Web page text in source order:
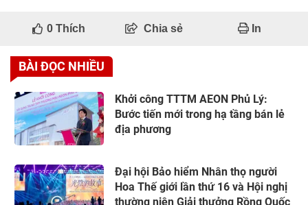
0Thích Chia sẻ In
BÀI ĐỌC NHIỀU
Khởi công TTTM AEON Phủ Lý:
Bước tiến mới trong hạ tầng bán lẻ
địa phương
Đại hội Bảo hiểm Nhân thọ người
Hoa Thế giới lần thứ 16 và Hội nghị
thường niên Giải thưởng Rồng Quốc